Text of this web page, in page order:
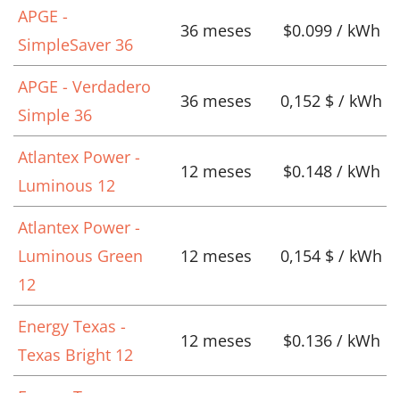
APGE -
SimpleSaver 36
36 meses $0.099 / kWh
APGE - Verdadero
Simple 36
36 meses 0,152 $ / kWh
Atlantex Power -
Luminous 12
12 meses $0.148 / kWh
Atlantex Power -
Luminous Green
12
12 meses 0,154 $ / kWh
Energy Texas -
Texas Bright 12
12 meses $0.136 / kWh